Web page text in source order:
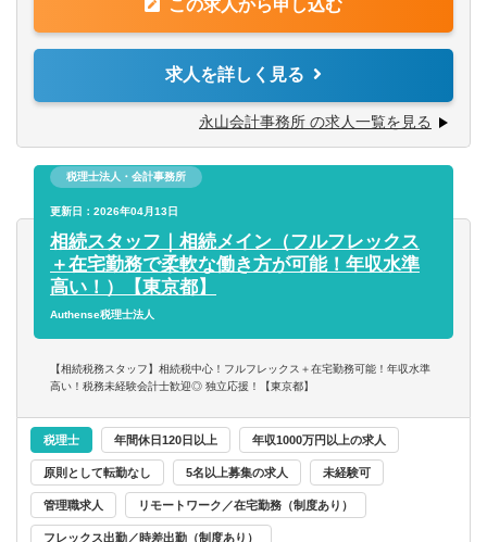
■月次巡回監査
■税務申告書作成
■社会福祉法人監査
■相続対策
■リスクマネジメント 等
です。
※業務は周囲へ相談をしながらを進めることが可能です。
※子育て中の方や試験勉強中の方など、事務所でしっかり
とバックアップを行いますので、お気軽にご相談くださ
い。
この求人から申し込む
求人を詳しく見る
永山会計事務所 の求人一覧を見る
税理士法人・会計事務所
更新日：2026年04月13日
相続スタッフ｜相続メイン（フルフレックス
＋在宅勤務で柔軟な働き方が可能！年収水準
高い！）【東京都】
Authense税理士法人
【相続税務スタッフ】相続税中心！フルフレックス＋在宅勤務可能！年収水準
高い！税務未経験会計士歓迎◎ 独立応援！【東京都】
税理士 年間休日120日以上 年収1000万円以上の求人
原則として転勤なし 5名以上募集の求人 未経験可
管理職求人 リモートワーク／在宅勤務（制度あり）
フレックス出勤／時差出勤（制度あり）